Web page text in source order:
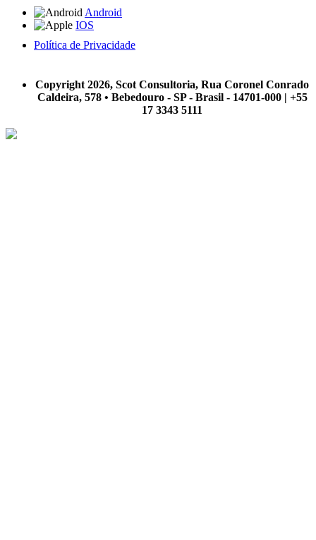
Android
IOS
Política de Privacidade
Copyright 2026, Scot Consultoria, Rua Coronel Conrado
Caldeira, 578 • Bebedouro - SP - Brasil - 14701-000 | +55
17 3343 5111